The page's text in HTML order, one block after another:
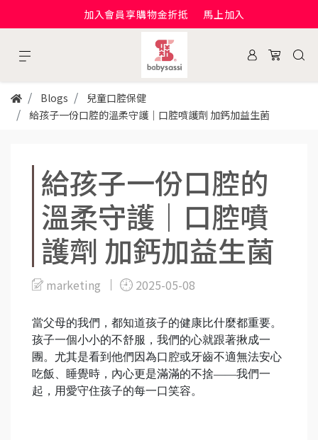
加入會員享購物金折抵 馬上加入
Blogs
兒童口腔保健
給孩子一份口腔的溫柔守護｜口腔噴護劑 加鈣加益生菌
給孩子一份口腔的
溫柔守護｜口腔噴
護劑 加鈣加益生菌
marketing 2025-05-08
當父母的我們，都知道孩子的健康比什麼都重要。
孩子一個小小的不舒服，我們的心就跟著揪成一
團。尤其是看到他們因為口腔或牙齒不適無法安心
吃飯、睡覺時，內心更是滿滿的不捨——我們一
起，用愛守住孩子的每一口笑容。